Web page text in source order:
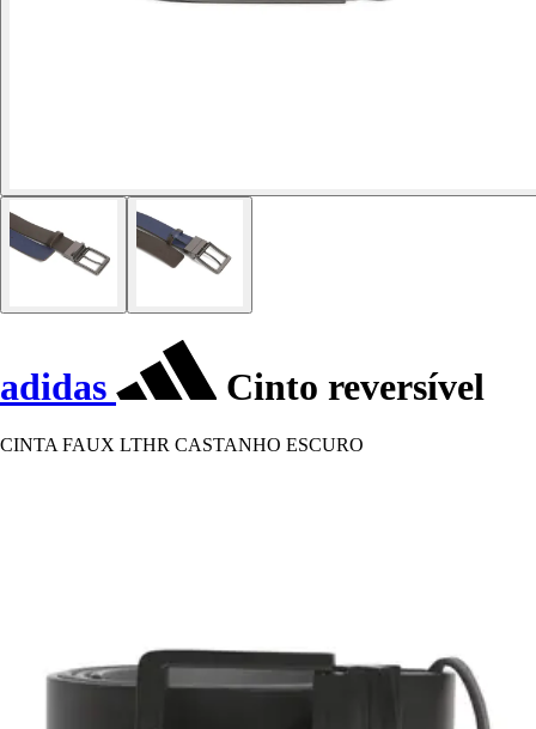
adidas Cinto reversível
CINTA FAUX LTHR CASTANHO ESCURO